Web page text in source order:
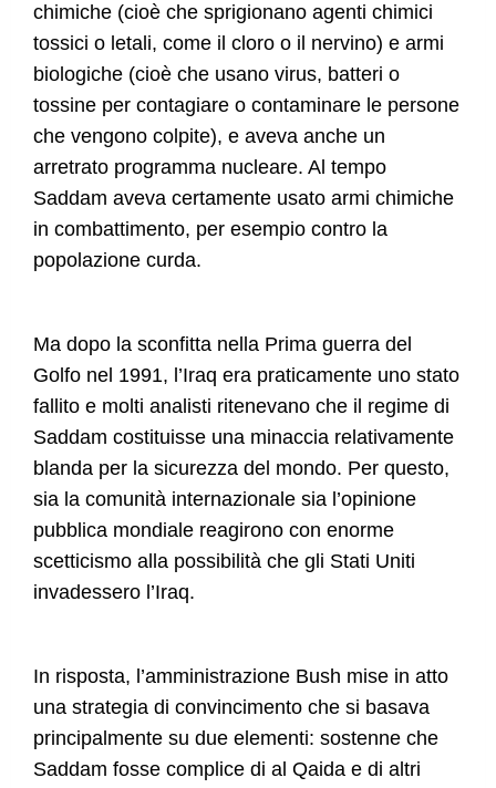
chimiche (cioè che sprigionano agenti chimici
tossici o letali, come il cloro o il nervino) e armi
biologiche (cioè che usano virus, batteri o
tossine per contagiare o contaminare le persone
che vengono colpite), e aveva anche un
arretrato programma nucleare. Al tempo
Saddam aveva certamente usato armi chimiche
in combattimento, per esempio contro la
popolazione curda.
Ma dopo la sconfitta nella Prima guerra del
Golfo nel 1991, l’Iraq era praticamente uno stato
fallito e molti analisti ritenevano che il regime di
Saddam costituisse una minaccia relativamente
blanda per la sicurezza del mondo. Per questo,
sia la comunità internazionale sia l’opinione
pubblica mondiale reagirono con enorme
scetticismo alla possibilità che gli Stati Uniti
invadessero l’Iraq.
In risposta, l’amministrazione Bush mise in atto
una strategia di convincimento che si basava
principalmente su due elementi: sostenne che
Saddam fosse complice di al Qaida e di altri